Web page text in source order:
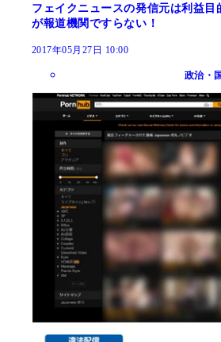
フェイクニュースの発信元は利益
が報道機関ですらない！
2017年05月27日 10:00
政治・